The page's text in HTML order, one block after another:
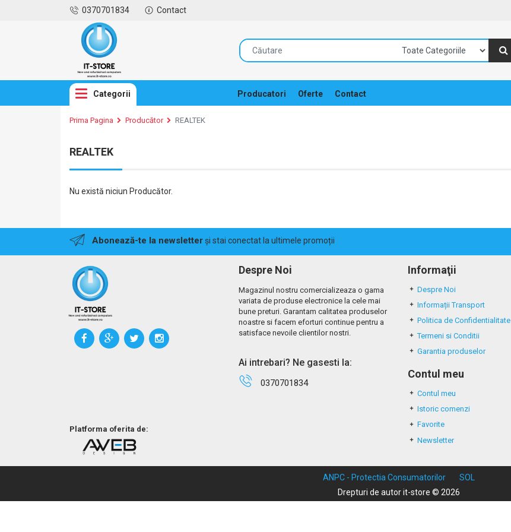
0370701834 Contact
Categorii Producatori Oferte Contact
Prima Pagina Producător REALTEK
REALTEK
Nu există niciun Producător.
Abonează-te la newsletterși stai conectat la ultimele promoții
Platforma oferita de:
Despre Noi
Magazinul nostru comercializeaza o gama
variata de produse electronice la cele mai
bune preturi. Garantam calitatea produselor
noastre si facem eforturi continue pentru a
satisface nevoile clientilor nostri.
Ai intrebari? Ne gasesti la:
0370701834
Informaţii
Despre Noi
Informații Transport
Politica de Confidentialitate
Termeni si Conditii
Garantia produselor
Contul meu
Contul meu
Istoric comenzi
Favorite
Newsletter
ANPC - Protectia Consumatorilor
SOL
Drepturi de autor it-store © 2026